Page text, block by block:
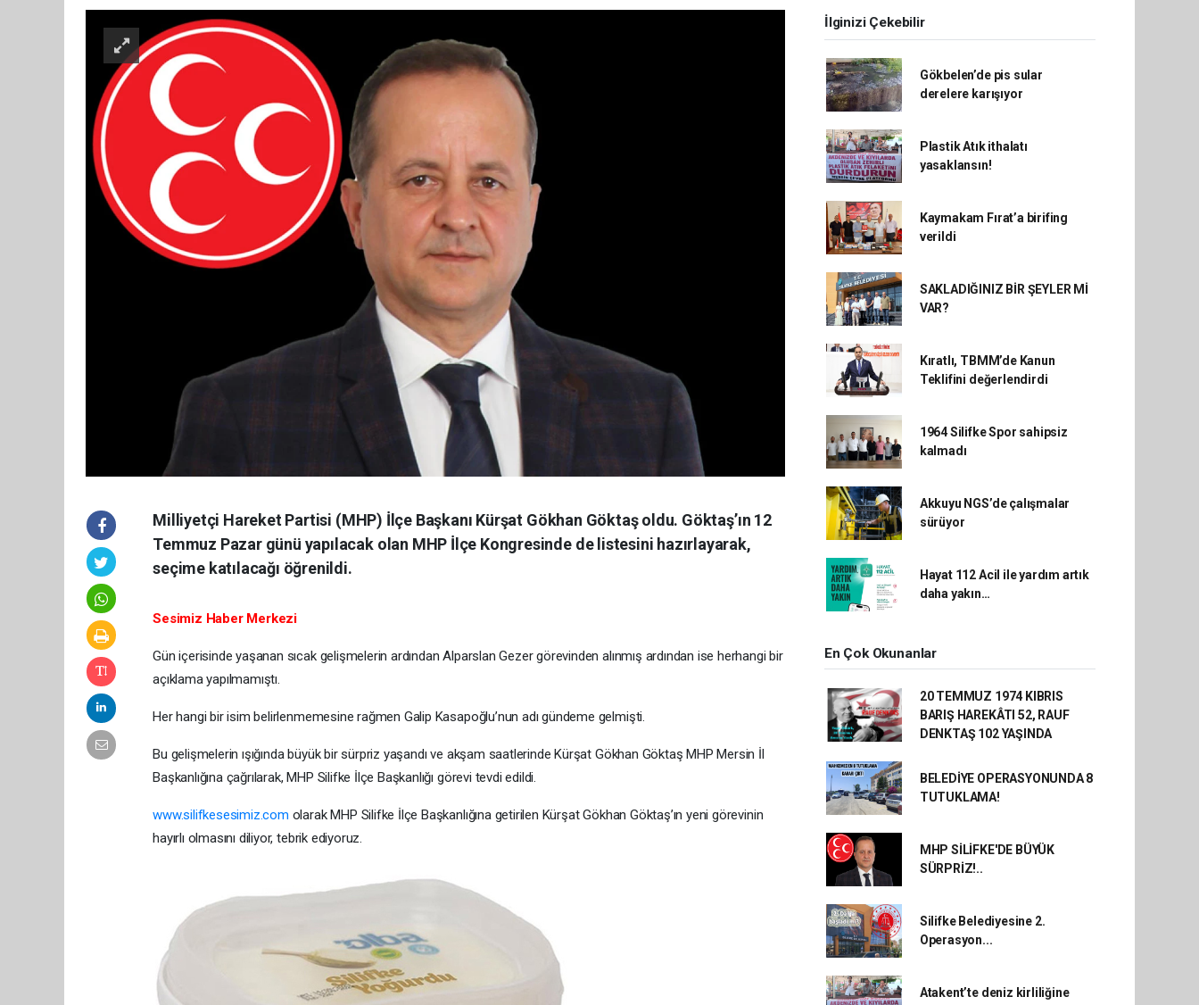
Milliyetçi Hareket Partisi (MHP) İlçe Başkanı Kürşat Gökhan Göktaş oldu. Göktaş’ın 12
Temmuz Pazar günü yapılacak olan MHP İlçe Kongresinde de listesini hazırlayarak,
seçime katılacağı öğrenildi.
Sesimiz Haber Merkezi
Gün içerisinde yaşanan sıcak gelişmelerin ardından Alparslan Gezer görevinden alınmış ardından ise herhangi bir
açıklama yapılmamıştı.
Her hangi bir isim belirlenmemesine rağmen Galip Kasapoğlu’nun adı gündeme gelmişti.
Bu gelişmelerin ışığında büyük bir sürpriz yaşandı ve akşam saatlerinde Kürşat Gökhan Göktaş MHP Mersin İl
Başkanlığına çağrılarak, MHP Silifke İlçe Başkanlığı görevi tevdi edildi.
www.silifkesesimiz.com olarak MHP Silifke İlçe Başkanlığına getirilen Kürşat Gökhan Göktaş’ın yeni görevinin
hayırlı olmasını diliyor, tebrik ediyoruz.
İlginizi Çekebilir
Gökbelen’de pis sular
derelere karışıyor
Plastik Atık ithalatı
yasaklansın!
Kaymakam Fırat’a birifing
verildi
SAKLADIĞINIZ BİR ŞEYLER Mİ
VAR?
Kıratlı, TBMM’de Kanun
Teklifini değerlendirdi
1964 Silifke Spor sahipsiz
kalmadı
Akkuyu NGS’de çalışmalar
sürüyor
Hayat 112 Acil ile yardım artık
daha yakın…
En Çok Okunanlar
20 TEMMUZ 1974 KIBRIS
BARIŞ HAREKÂTI 52, RAUF
DENKTAŞ 102 YAŞINDA
BELEDİYE OPERASYONUNDA 8
TUTUKLAMA!
MHP SİLİFKE'DE BÜYÜK
SÜRPRİZ!..
Silifke Belediyesine 2.
Operasyon...
Atakent’te deniz kirliliğine